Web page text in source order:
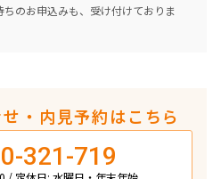
のお申込みも、受け付けておりま
・内見予約はこちら
321-719